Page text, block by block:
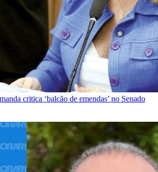
critica ‘balcão de emendas’ no Senado